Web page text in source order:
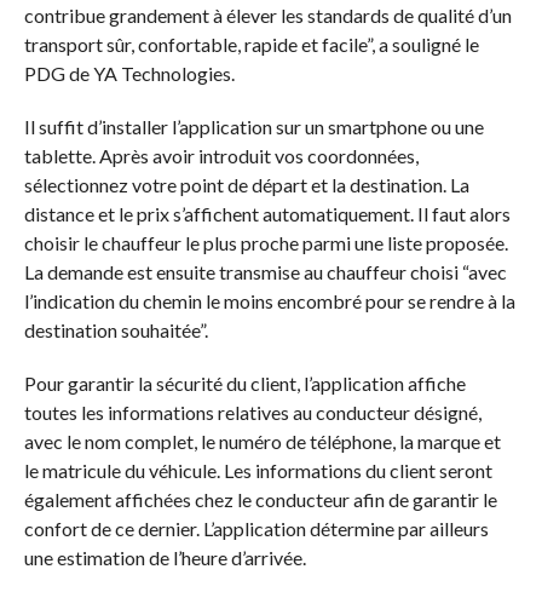
contribue grandement à élever les standards de qualité d’un
transport sûr, confortable, rapide et facile”, a souligné le
PDG de YA Technologies.
Il suffit d’installer l’application sur un smartphone ou une
tablette. Après avoir introduit vos coordonnées,
sélectionnez votre point de départ et la destination. La
distance et le prix s’affichent automatiquement. Il faut alors
choisir le chauffeur le plus proche parmi une liste proposée.
La demande est ensuite transmise au chauffeur choisi “avec
l’indication du chemin le moins encombré pour se rendre à la
destination souhaitée”.
Pour garantir la sécurité du client, l’application affiche
toutes les informations relatives au conducteur désigné,
avec le nom complet, le numéro de téléphone, la marque et
le matricule du véhicule. Les informations du client seront
également affichées chez le conducteur afin de garantir le
confort de ce dernier. L’application détermine par ailleurs
une estimation de l’heure d’arrivée.